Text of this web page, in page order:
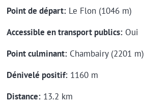
Point de départ:Le Flon (1046 m)
Accessible en transport publics:Oui
Point culminant:Chambairy (2201 m)
Dénivelé positif:1160 m
Distance:13.2 km